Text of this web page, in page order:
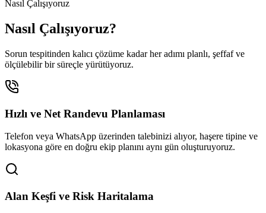
Nasıl Çalışıyoruz
Nasıl Çalışıyoruz?
Sorun tespitinden kalıcı çözüme kadar her adımı planlı, şeffaf ve
ölçülebilir bir süreçle yürütüyoruz.
Hızlı ve Net Randevu Planlaması
Telefon veya WhatsApp üzerinden talebinizi alıyor, haşere tipine ve
lokasyona göre en doğru ekip planını aynı gün oluşturuyoruz.
Alan Keşfi ve Risk Haritalama